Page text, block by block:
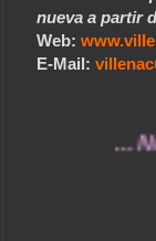
nueva a partir
Web:
E-Mail:
... Nuestros